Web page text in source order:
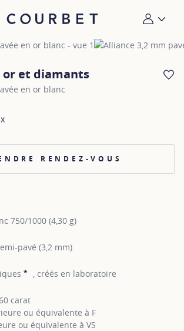
Mon
or et diamants
en or blanc
RENDEZ-VOUS
750/1000 (4,30 g)
pavé (3,2 mm)
* SHOW TOOLTIP
, créés en laboratoire
carat
ou équivalente à F
ou équivalente à VS